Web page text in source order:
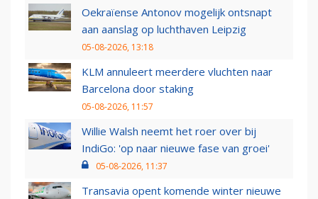
Oekraïense Antonov mogelijk ontsnapt
aan aanslag op luchthaven Leipzig
05-08-2026, 13:18
KLM annuleert meerdere vluchten naar
Barcelona door staking
05-08-2026, 11:57
Willie Walsh neemt het roer over bij
IndiGo: 'op naar nieuwe fase van groei'
05-08-2026, 11:37
Transavia opent komende winter nieuwe